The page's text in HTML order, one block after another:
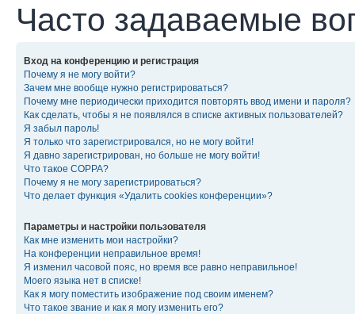
Часто задаваемые
Вход на конференцию и регистрация
Почему я не могу войти?
Зачем мне вообще нужно регистрироваться?
Почему мне периодически приходится повторять ввод имени и пароля?
Как сделать, чтобы я не появлялся в списке активных пользователей?
Я забыл пароль!
Я только что зарегистрировался, но не могу войти!
Я давно зарегистрирован, но больше не могу войти!
Что такое COPPA?
Почему я не могу зарегистрироваться?
Что делает функция «Удалить cookies конференции»?
Параметры и настройки пользователя
Как мне изменить мои настройки?
На конференции неправильное время!
Я изменил часовой пояс, но время все равно неправильное!
Моего языка нет в списке!
Как я могу поместить изображение под своим именем?
Что такое звание и как я могу изменить его?